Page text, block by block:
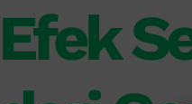
Efek